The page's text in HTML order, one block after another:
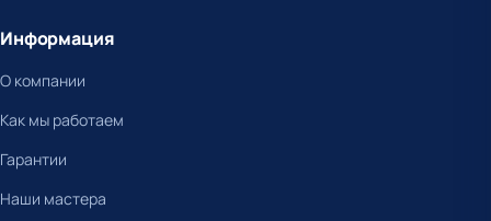
Информация
О компании
Как мы работаем
Гарантии
Наши мастера